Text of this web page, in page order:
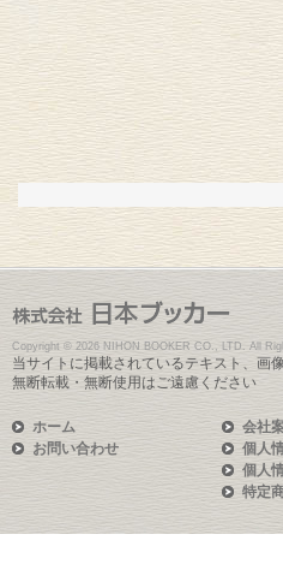
Copyright © 2026 NIHON BOOKER CO., LTD. All
当サイトに掲載されているテキスト、画
無断転載・無断使用はご遠慮ください
ホーム
お問い合わせ
会社
個人
個人
特定